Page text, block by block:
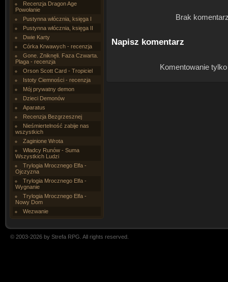
Recenzja Dragon Age
Powołanie
Pustynna włócznia, księga I
Pustynna włócznia, księga II
Dwie Karty
Córka Krwawych - recenzja
Gone. Zniknęli. Faza Czwarta.
Plaga - recenzja
Orson Scott Card - Tropiciel
Istoty Ciemności - recenzja
Mój prywatny demon
Dzieci Demonów
Aparatus
Recenzja Bezgrzesznej
Nieśmiertelność zabije nas
wszystkich
Zaginione Wrota
Władcy Runów - Suma
Wszystkich Ludzi
Trylogia Mrocznego Elfa -
Ojczyzna
Trylogia Mrocznego Elfa -
Wygnanie
Trylogia Mrocznego Elfa -
Nowy Dom
Wezwanie
Brak
Napisz komentarz
Komentowanie
© 2003-2026 by Strefa RPG. All rights reserved.